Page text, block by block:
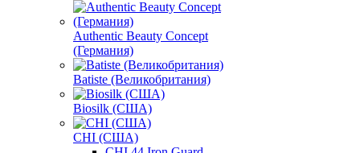
Authentic Beauty Concept
(Германия)
Batiste (Великобритания)
Biosilk (США)
CHI (США)